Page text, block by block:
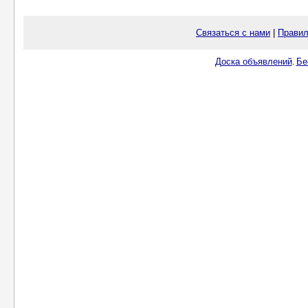
Связаться с нами
Доска объявлений.